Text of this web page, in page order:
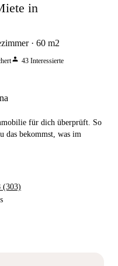
in
60 m2
person 43 Interessierte
für dich überprüft. So
das bekommst, was im
(303)